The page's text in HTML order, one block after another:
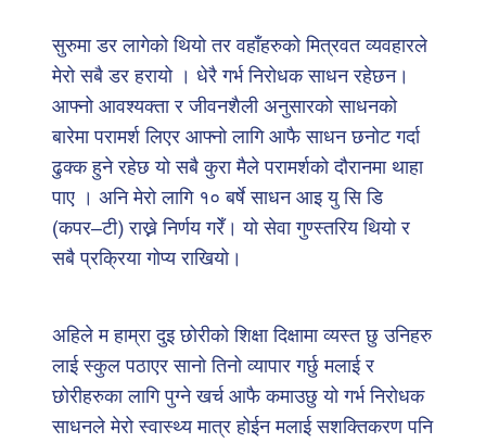
सुरुमा डर लागेको थियो तर वहाँहरुको मित्रवत व्यवहारले
मेरो सबै डर हरायो । धेरै गर्भ निरोधक साधन रहेछन।
आफ्नो आवश्यक्ता र जीवनशैली अनुसारको साधनको
बारेमा परामर्श लिएर आफ्नो लागि आफै साधन छनोट गर्दा
ढुक्क हुने रहेछ यो सबै कुरा मैले परामर्शको दौरानमा थाहा
पाए । अनि मेरो लागि १० बर्षे साधन आइ यु सि डि
(कपर–टी) राख्ने निर्णय गरेँ। यो सेवा गुण्स्तरिय थियो र
सबै प्रक्रिया गोप्य राखियो।
अहिले म हाम्रा दुइ छोरीको शिक्षा दिक्षामा व्यस्त छु उनिहरु
लाई स्कुल पठाएर सानो तिनो व्यापार गर्छु मलाई र
छोरीहरुका लागि पुग्ने खर्च आफै कमाउछु यो गर्भ निरोधक
साधनले मेरो स्वास्थ्य मात्र होईन मलाई सशक्तिकरण पनि